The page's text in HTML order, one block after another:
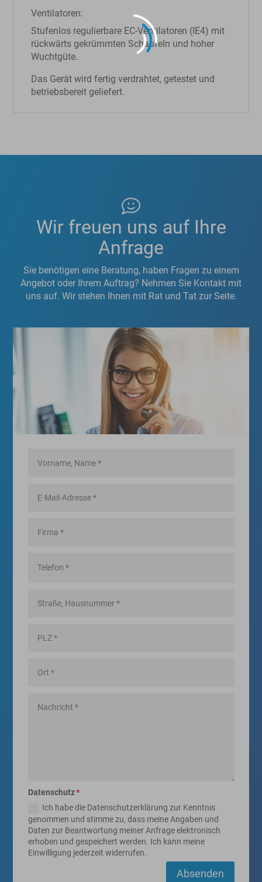
Ventilatoren:
Stufenlos regulierbare EC-Ventilatoren (IE4) mit
rückwärts gekrümmten Schaufeln und hoher
Wuchtgüte.
Das Gerät wird fertig verdrahtet, getestet und
betriebsbereit geliefert.
Wir freuen uns auf Ihre
Anfrage
Sie benötigen eine Beratung, haben Fragen zu einem
Angebot oder Ihrem Auftrag? Nehmen Sie Kontakt mit
uns auf. Wir stehen Ihnen mit Rat und Tat zur Seite.
Datenschutz
Ich habe die Datenschutzerklärung zur Kenntnis
genommen und stimme zu, dass meine Angaben und
Daten zur Beantwortung meiner Anfrage elektronisch
erhoben und gespeichert werden. Ich kann meine
Einwilligung jederzeit widerrufen.
Absenden